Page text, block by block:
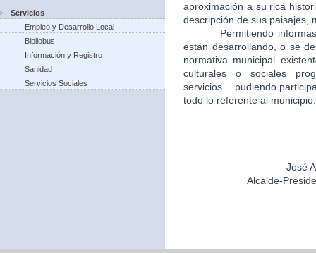
Servicios
Empleo y Desarrollo Local
Bibliobus
Información y Registro
Sanidad
Servicios Sociales
aproximación a su rica
descripción de sus paisajes,
Permitiendo
están desarrollando, o se
normativa municipal
culturales o sociales
servicios….pudiendo
todo lo referente al municipio.
José
Alcalde-